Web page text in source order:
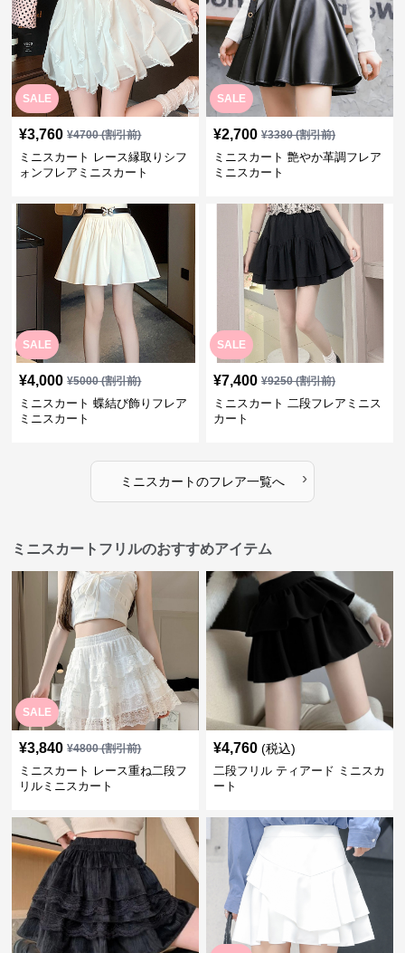
SALE
¥3,760 ¥4700(割引前)
ミニスカート レース縁取りシフ
ォンフレアミニスカート
SALE
¥2,700 ¥3380(割引前)
ミニスカート 艶やか革調フレア
ミニスカート
SALE
¥4,000 ¥5000(割引前)
ミニスカート 蝶結び飾りフレア
ミニスカート
SALE
¥7,400 ¥9250(割引前)
ミニスカート 二段フレアミニス
カート
ミニスカートのフレア一覧へ ›
ミニスカートフリルのおすすめアイテム
SALE
¥3,840 ¥4800(割引前)
ミニスカート レース重ね二段フ
リルミニスカート
¥4,760 (税込)
二段フリル ティアード ミニスカ
ート